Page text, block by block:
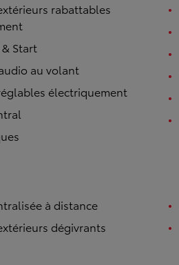
rabattables
Start
au volant
électriquement
à distance
dégivrants